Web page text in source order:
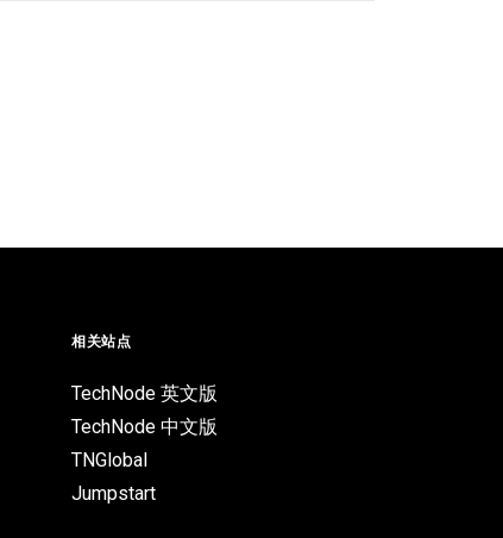
相关站点
TechNode 英文版
TechNode 中文版
TNGlobal
Jumpstart